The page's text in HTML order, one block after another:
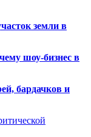
земли в
шоу-бизнес в
бардачков и